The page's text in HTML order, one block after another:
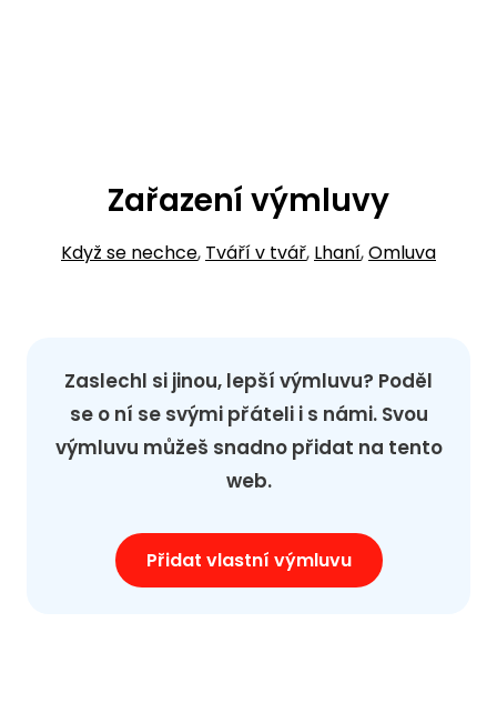
Zařazení výmluvy
Když se nechce, Tváří v tvář, Lhaní,Omluva
Zaslechl si jinou, lepší výmluvu? Poděl
se o ní se svými přáteli i s námi. Svou
výmluvu můžeš snadno přidat na tento
web.
Přidat vlastní výmluvu